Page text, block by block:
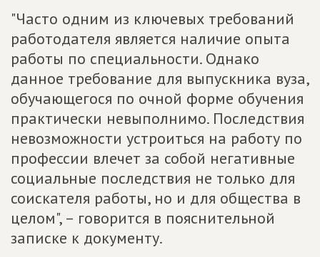
"Часто одним из ключевых требований
работодателя является наличие опыта
работы по специальности. Однако
данное требование для выпускника вуза,
обучающегося по очной форме обучения
практически невыполнимо. Последствия
невозможности устроиться на работу по
профессии влечет за собой негативные
социальные последствия не только для
соискателя работы, но и для общества в
целом", – говорится в пояснительной
записке к документу.